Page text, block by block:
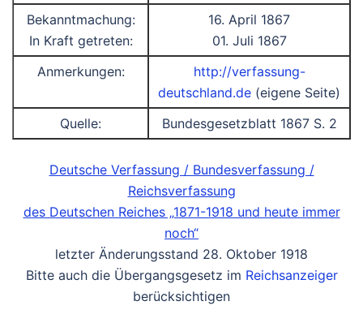
Bekanntmachung:
In Kraft getreten:
16. April 1867
01. Juli 1867
Anmerkungen:
http://verfassung-
deutschland.de (eigene Seite)
Quelle:
Bundesgesetzblatt 1867 S. 2
Deutsche Verfassung / Bundesverfassung /
Reichsverfassung
des Deutschen Reiches „1871-1918 und heute immer
noch“
letzter Änderungsstand 28. Oktober 1918
Bitte auch die Übergangsgesetz im Reichsanzeiger
berücksichtigen